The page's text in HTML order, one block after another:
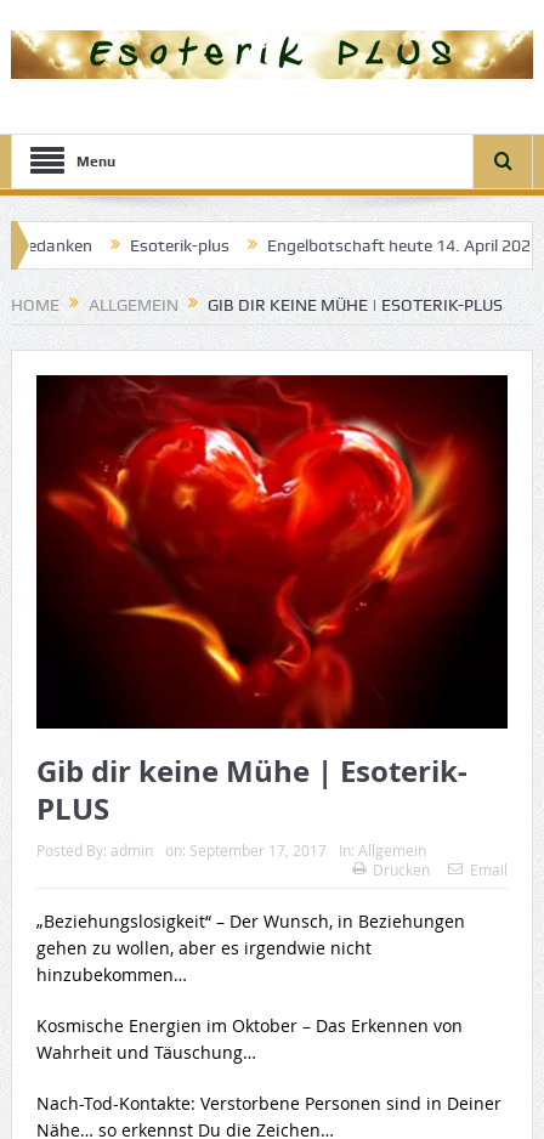
Menu
Esoterik-plus Engelbotschaft heute 14. April 2025: Engel
HOME ALLGEMEIN GIB DIR KEINE MÜHE | ESOTERIK-PLUS
Gib dir keine Mühe | Esoterik-
PLUS
Posted By: admin on: September 17, 2017 In: Allgemein
Drucken
Email
„Beziehungslosigkeit“ – Der Wunsch, in Beziehungen
gehen zu wollen, aber es irgendwie nicht
hinzubekommen…
Kosmische Energien im Oktober – Das Erkennen von
Wahrheit und Täuschung…
Nach-Tod-Kontakte: Verstorbene Personen sind in Deiner
Nähe… so erkennst Du die Zeichen…